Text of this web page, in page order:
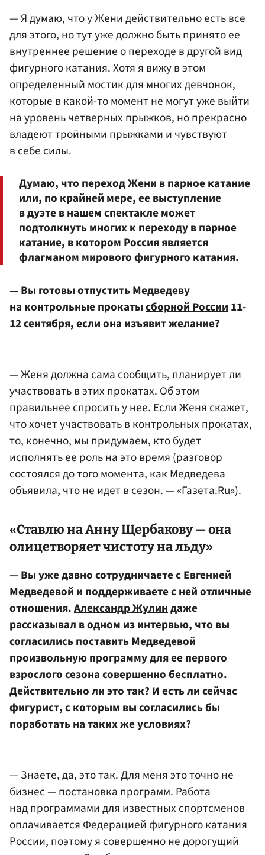
— Я думаю, что у Жени действительно есть все
для этого, но тут уже должно быть принято ее
внутреннее решение о переходе в другой вид
фигурного катания. Хотя я вижу в этом
определенный мостик для многих девчонок,
которые в какой-то момент не могут уже выйти
на уровень четверных прыжков, но прекрасно
владеют тройными прыжками и чувствуют
в себе силы.
Думаю, что переход Жени в парное катание
или, по крайней мере, ее выступление
в дуэте в нашем спектакле может
подтолкнуть многих к переходу в парное
катание, в котором Россия является
флагманом мирового фигурного катания.
— Вы готовы отпуститьМедведеву
на контрольные прокатысборной России11-
12 сентября, если она изъявит желание?
— Женя должна сама сообщить, планирует ли
участвовать в этих прокатах. Об этом
правильнее спросить у нее. Если Женя скажет,
что хочет участвовать в контрольных прокатах,
то, конечно, мы придумаем, кто будет
исполнять ее роль на это время (разговор
состоялся до того момента, как Медведева
объявила, что не идет в сезон. — «Газета.Ru»).
«Ставлю наАнну Щербакову— она
олицетворяет чистоту на льду»
— Вы уже давно сотрудничаете с Евгенией
Медведевой и поддерживаете с ней отличные
отношения.Александр Жулиндаже
рассказывал в одном из интервью, что вы
согласились поставить Медведевой
произвольную программу для ее первого
взрослого сезона совершенно бесплатно.
Действительно ли это так? И есть ли сейчас
фигурист, с которым вы согласились бы
поработать на таких же условиях?
— Знаете, да, это так. Для меня это точно не
бизнес — постановка программ. Работа
над программами для известных спортсменов
оплачивается Федерацией фигурного катания
России, поэтому я совершенно не дорогущий